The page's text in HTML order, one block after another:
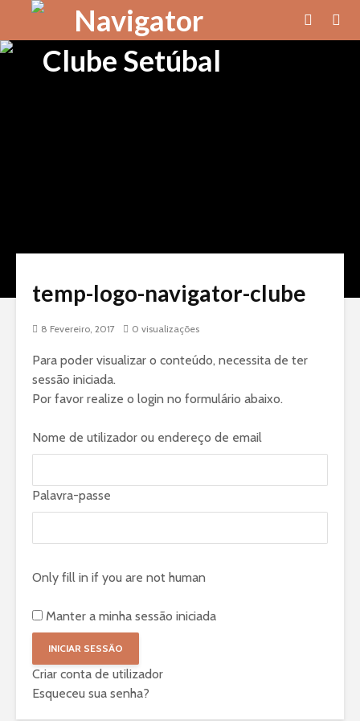
temp-logo-navigator-clube
8 Fevereiro, 2017 0 visualizações
Para poder visualizar o conteúdo, necessita de ter
sessão iniciada.
Por favor realize o login no formulário abaixo.
Nome de utilizador ou endereço de email
Palavra-passe
Only fill in if you are not human
Manter a minha sessão iniciada
Criar conta de utilizador
Esqueceu sua senha?